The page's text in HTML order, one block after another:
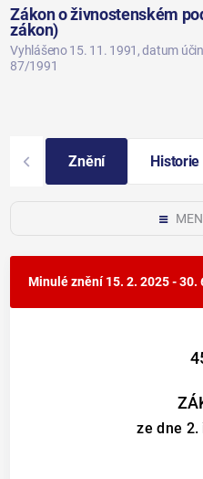
Zákon o živnostenském
zákon)
Vyhlášeno 15. 11. 1991 , datum
87/1991
Znění Historie
Minulé znění15. 2. 2025 - 30.
ze dne 2.